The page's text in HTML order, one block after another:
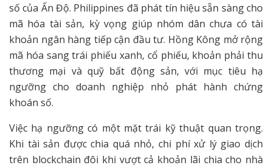
số của Ấn Độ. Philippines đã phát tín hiệu sẵn sàng cho
mã hóa tài sản, kỳ vọng giúp nhóm dân chưa có tài
khoản ngân hàng tiếp cận đầu tư. Hồng Kông mở rộng
mã hóa sang trái phiếu xanh, cổ phiếu, khoản phải thu
thương mại và quỹ bất động sản, với mục tiêu hạ
ngưỡng cho doanh nghiệp nhỏ phát hành chứng
khoán số.
Việc hạ ngưỡng có một mặt trái kỹ thuật quan trọng.
Khi tài sản được chia quá nhỏ, chi phí xử lý giao dịch
trên blockchain đôi khi vượt cả khoản lãi chia cho nhà